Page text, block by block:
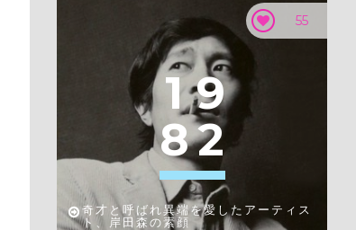
55
1 9
82
奇才と呼ばれ異端を愛したアーティス
ト、岸田森の素顔